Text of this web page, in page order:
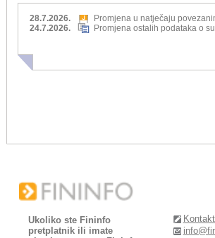
28.7.2026.
Promjena u natječaju
24.7.2026.
Promjena ostalih podataka o
Ukoliko ste Fininfo
pretplatnik ili imate